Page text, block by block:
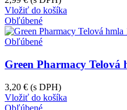
Vložiť do košíka
Obľúbené
Obľúbené
Green Pharmacy
3,20 € (s DPH)
Vložiť do košíka
Obľúbené